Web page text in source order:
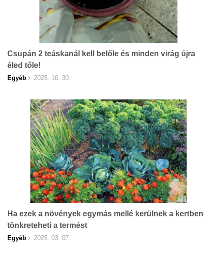
Csupán 2 teáskanál kell belőle és minden virág újra
éled tőle!
Egyéb 2025. 10. 30.
Ha ezek a növények egymás mellé kerülnek a kertben
tönkreteheti a termést
Egyéb 2025. 03. 07.